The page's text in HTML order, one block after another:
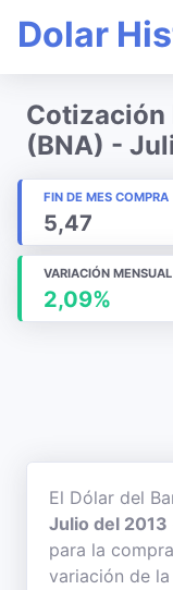
Dolar
Cotización
(BNA) -
FIN DE MES COMPRA
5,47
VARIACIÓN MENSUAL
2,09%
El Dólar del
Julio del 2013
para la
variación de